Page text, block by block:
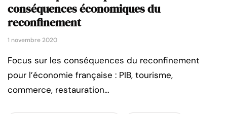
conséquences économiques du
reconfinement
1 novembre 2020
Focus sur les conséquences du reconfinement
pour l’économie française : PIB, tourisme,
commerce, restauration…